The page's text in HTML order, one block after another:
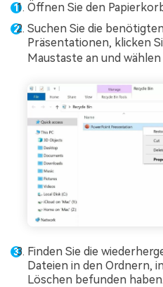
Öffnen Sie den
Suchen Sie die
Präsentationen, klicken
Maustaste an und wählen
Finden Sie die
Dateien in den Ordnern,
Löschen befunden haben.